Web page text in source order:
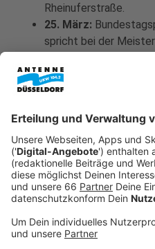
Rheinuferstraße.
25. März:
spricht bei der
Eishockeymeister.
sieben Nutzfahrzeuge
28. März:Vorstellung
Reinigungsbeckens
Der Radsportclub
jähriges Bestehen.
29. März:Wolfgang
Helmut-Käutner-Preis.
31. März:
die neue Fußgänger-